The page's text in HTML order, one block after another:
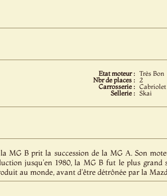
Etat moteur : Très Bon
Nbr de places :
2
Carrosserie : Cabriolet
Sellerie : Skai
MG B prit la succession de la MG A. Son
jusqu'en 1980, la MG B fut le plus grand
au monde, avant d'être détrônée par la